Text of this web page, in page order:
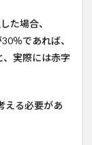
た場合、
％であれば、
実際には赤字
える必要があ